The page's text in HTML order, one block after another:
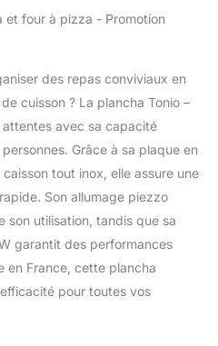
des repas conviviaux en
cuisson ? La plancha Tonio –
avec sa capacité
Grâce à sa plaque en
tout inox, elle assure une
Son allumage piezzo
son utilisation, tandis que sa
garantit des performances
en France, cette plancha
pour toutes vos